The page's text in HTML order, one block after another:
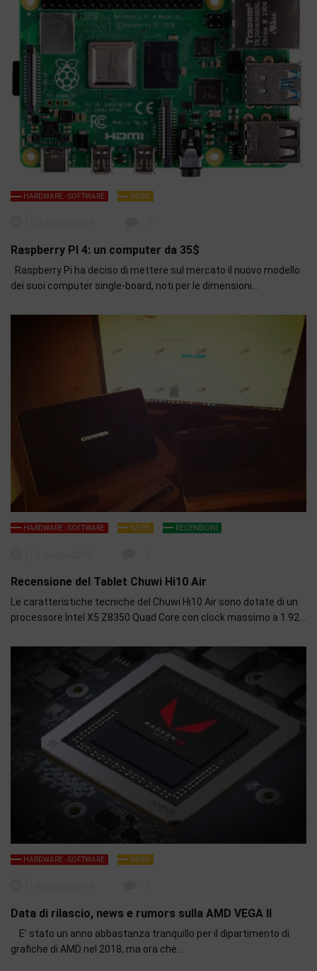
HARDWARE - SOFTWARE NEWS
Raspberry PI 4: un computer da 35$
Raspberry Pi ha deciso di mettere sul mercato il nuovo modello
dei suoi computer single-board, noti per le dimensioni…
HARDWARE - SOFTWARE NEWS RECENSIONI
Recensione del Tablet Chuwi Hi10 Air
Le caratteristiche tecniche del Chuwi Hi10 Air sono dotate di un
processore Intel X5 Z8350 Quad Core con clock massimo a 1.92…
HARDWARE - SOFTWARE NEWS
Data di rilascio, news e rumors sulla AMD VEGA II
E’ stato un anno abbastanza tranquillo per il dipartimento di
grafiche di AMD nel 2018, ma ora che…